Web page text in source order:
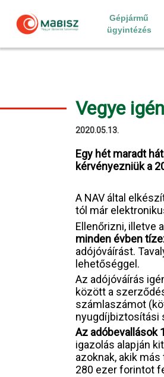
content
Gépjármű
ügyintézés
Vegye
2020.05.13.
Egy hét maradt
kérvényezniük a
A NAV által
tól már
Ellenőrizni, illetve
minden évben
adójóváírást.
lehetőséggel.
Az adójóváírás
között a
számlaszámot
nyugdíjbiztosítási
Az adóbevallások
igazolás alapján
azoknak, akik
280 ezer forintot